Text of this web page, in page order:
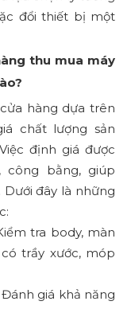
đổi thiết bị một
thu mua máy
hàng dựa trên
chất lượng sản
định giá được
bằng, giúp
đây là những
tra body, màn
trầy xước, móp
Đánh giá khả năng